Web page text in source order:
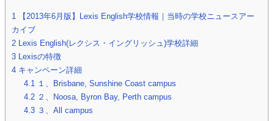
1
【2013年6月版】Lexis English学校情報｜当時の学校ニュースアー
カイブ
2 Lexis English(レクシス・イングリッシュ)学校詳細
3 Lexisの特徴
4 キャンペーン詳細
4.1 １、Brisbane, Sunshine Coast campus
4.2 ２、Noosa, Byron Bay, Perth campus
4.3 ３、All campus